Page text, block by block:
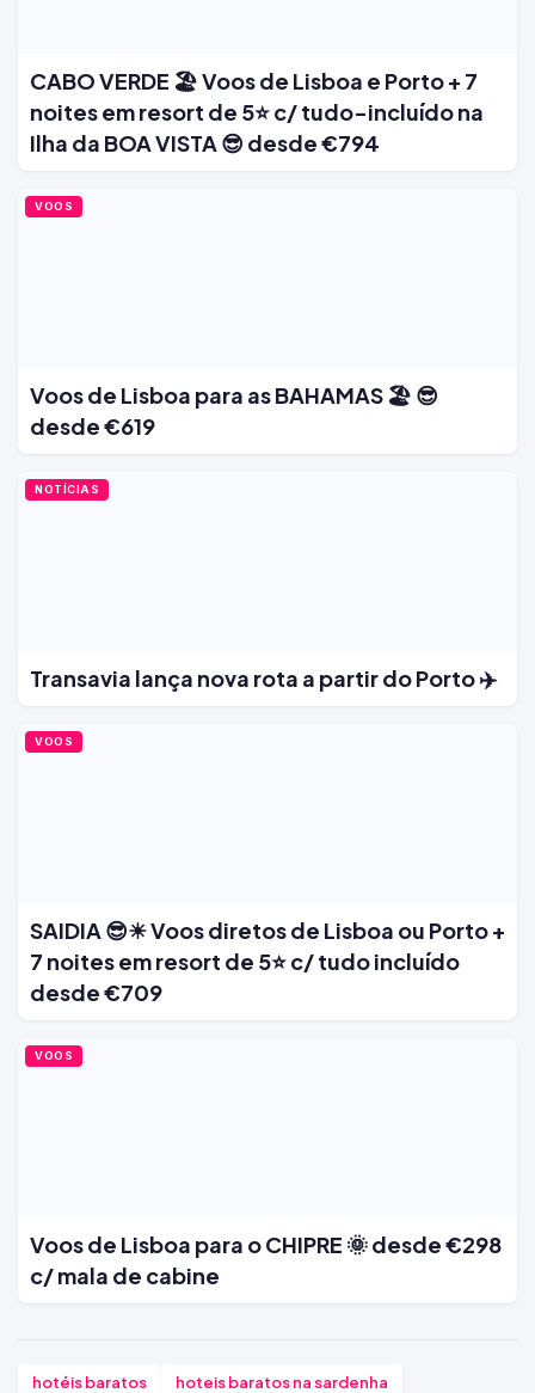
CABO VERDE 🏖️ Voos de Lisboa e Porto + 7
noites em resort de 5⭐ c/ tudo-incluído na
Ilha da BOA VISTA 😎 desde €794
VOOS
Voos de Lisboa para as BAHAMAS 🏖️ 😎
desde €619
NOTÍCIAS
Transavia lança nova rota a partir do Porto ✈️
VOOS
SAIDIA 😎☀ Voos diretos de Lisboa ou Porto +
7 noites em resort de 5⭐ c/ tudo incluído
desde €709
VOOS
Voos de Lisboa para o CHIPRE 🌞 desde €298
c/ mala de cabine
hotéis baratos
hoteis baratos na sardenha